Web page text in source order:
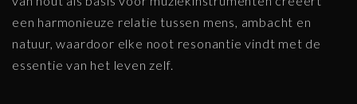
een harmonieuze relatie tussen mens, ambacht en
natuur, waardoor elke noot resonantie vindt met de
essentie van het leven zelf.